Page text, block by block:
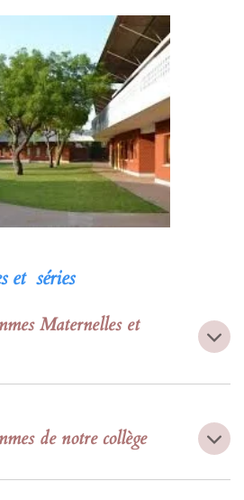
et séries
Maternelles et
de notre collège